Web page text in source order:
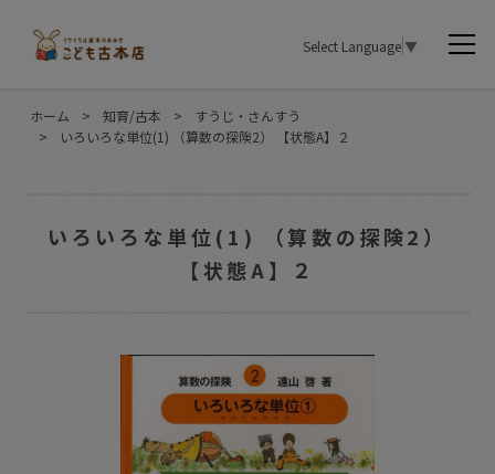
Select Language▼
ホーム > 知育/古本 >
すうじ・さんすう
>
いろいろな単位(1) （算数の探険2） 【状態A】２
いろいろな単位(1) （算数の探険2）
【状態A】２